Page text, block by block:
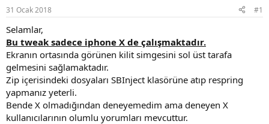
h
i
b
ı
a
r
i
h
31 Ocak 2018 #1
Selamlar,
Bu tweak sadece iphone X de çalışmaktadır.
Ekranın ortasında görünen kilit simgesini sol üst tarafa
gelmesini sağlamaktadır.
Zip içerisindeki dosyaları SBInject klasörüne atıp respring
yapmanız yeterli.
Bende X olmadığından deneyemedim ama deneyen X
kullanıcılarının olumlu yorumları mevcuttur.